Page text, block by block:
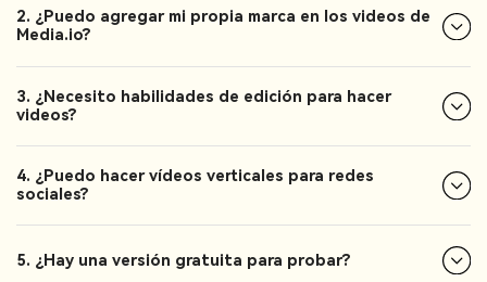
2. ¿Puedo agregar mi propia marca en los videos de
Media.io?
3. ¿Necesito habilidades de edición para hacer
videos?
4. ¿Puedo hacer vídeos verticales para redes
sociales?
5. ¿Hay una versión gratuita para probar?